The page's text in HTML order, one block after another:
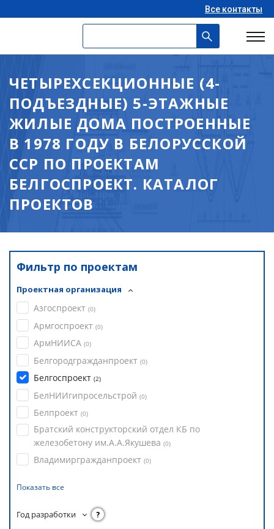
Все контакты
ЧЕТЫРЕХСЕКЦИОННЫЕ (4-
ПОДЪЕЗДНЫЕ) 5-ЭТАЖНЫЕ
ЖИЛЫЕ ДОМА ПОСТРОЕННЫЕ
В 1978 ГОДУ В БЕЛОРУССКОЙ
ССР ПО ПРОЕКТАМ
БЕЛГОСПРОЕКТ. КАТАЛОГ
ПРОЕКТОВ
Фильтр по проектам
Проектная организация
Азгоспроект (0)
Армгоспроект (0)
АрмНИИСА (0)
Белгородгражданпроект (0)
Белгоспроект (2)
БелНИИгипросельстрой (0)
Белпроект (0)
Братский конструкторский отдел КБ по
железобетону им.А.А.Якушева (0)
Владимиргражданпроект (0)
Показать все
Год разработки ?